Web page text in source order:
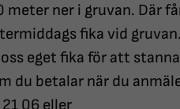
ner i gruvan. Där
fika vid gruvan.
eget fika för att
du betalar när du